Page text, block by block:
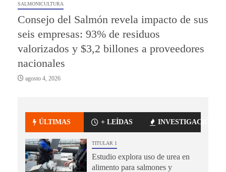
SALMONICULTURA
Consejo del Salmón revela impacto de sus
seis empresas: 93% de residuos
valorizados y $3,2 billones a proveedores
nacionales
agosto 4, 2026
ÚLTIMAS + LEÍDAS INVESTIGACIÓN
TITULAR 1
Estudio explora uso de urea en
alimento para salmones y